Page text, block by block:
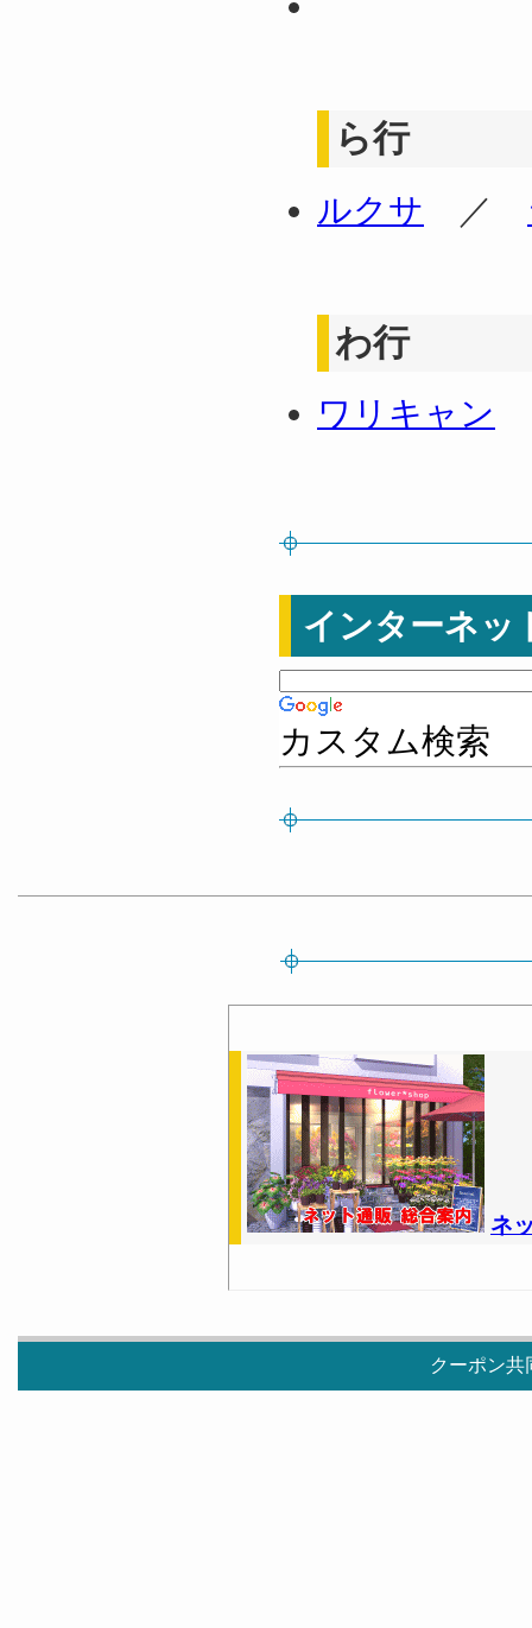
ら行
ルクサ ／
わ行
ワリキャン
インターネッ
カスタム検索
ネ
クーポン